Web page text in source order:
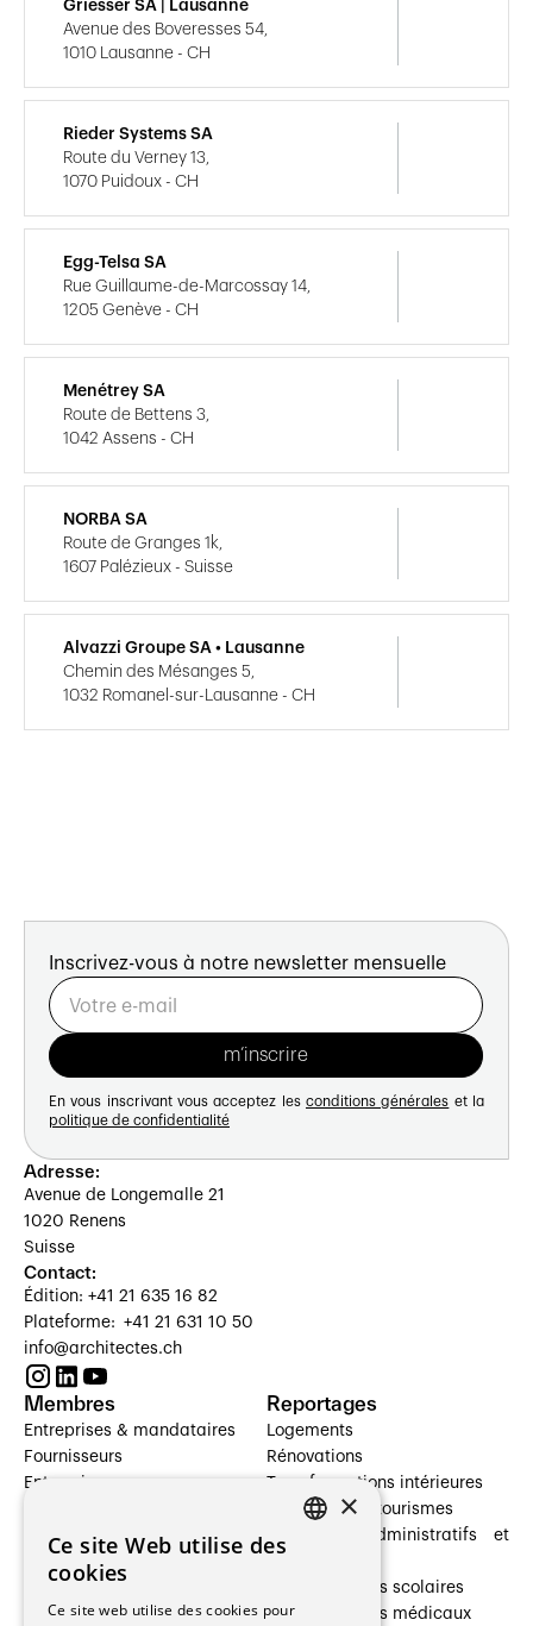
Griesser SA | Lausanne
Avenue des Boveresses 54,
1010 Lausanne - CH
Rieder Systems SA
Route du Verney 13,
1070 Puidoux - CH
Egg-Telsa SA
Rue Guillaume-de-Marcossay 14,
1205 Genève - CH
Menétrey SA
Route de Bettens 3,
1042 Assens - CH
NORBA SA
Route de Granges 1k,
1607 Palézieux - Suisse
Alvazzi Groupe SA • Lausanne
Chemin des Mésanges 5,
1032 Romanel-sur-Lausanne - CH
Inscrivez-vous à notre newsletter mensuelle
En vous inscrivant vous acceptez les conditions générales et la
politique de confidentialité
Adresse:
Avenue de Longemalle 21
1020 Renens
Suisse
Contact:
Édition: +41 21 635 16 82
Plateforme: +41 21 631 10 50
info@architectes.ch
Membres
Entreprises & mandataires
Fournisseurs
Entreprises
Architectes paysagistes
Architectes d'intérieur
Entreprises générales
Reportages
Logements
Rénovations
Transformations intérieures
Hôtelleries et tourismes
Bâtiments administratifs et
Établissements scolaires
Établissements médicaux
×
Ce site Web utilise des
cookies
Ce site web utilise des cookies pour